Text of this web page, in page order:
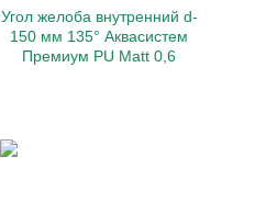
Угол желоба внутренний d-
150 мм 135° Аквасистем
Премиум PU Matt 0,6